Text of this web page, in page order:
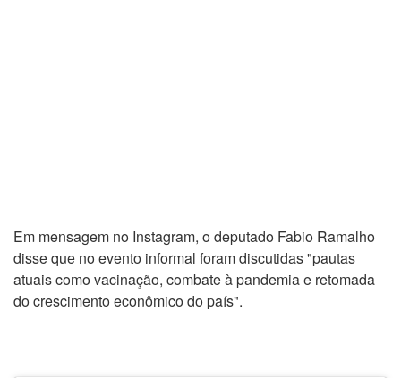
Em mensagem no Instagram, o deputado Fabio Ramalho
disse que no evento informal foram discutidas "pautas
atuais como vacinação, combate à pandemia e retomada
do crescimento econômico do país".